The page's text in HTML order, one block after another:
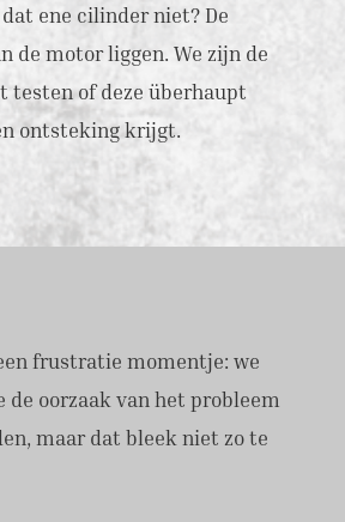
ene cilinder niet? De
de motor liggen. We zijn de
testen of deze überhaupt
ontsteking krijgt.
frustratie momentje: we
de oorzaak van het probleem
maar dat bleek niet zo te